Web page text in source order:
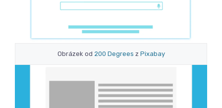
Obrázek od 200 Degrees z Pixabay